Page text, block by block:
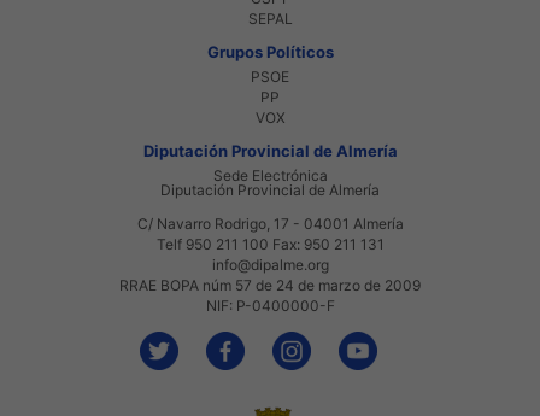
SEPAL
Grupos Políticos
PSOE
PP
VOX
Diputación Provincial de Almería
Sede Electrónica
Diputación Provincial de Almería
C/ Navarro Rodrigo, 17 - 04001 Almería
Telf 950 211 100 Fax: 950 211 131
info@dipalme.org
RRAE BOPA núm 57 de 24 de marzo de 2009
NIF: P-0400000-F